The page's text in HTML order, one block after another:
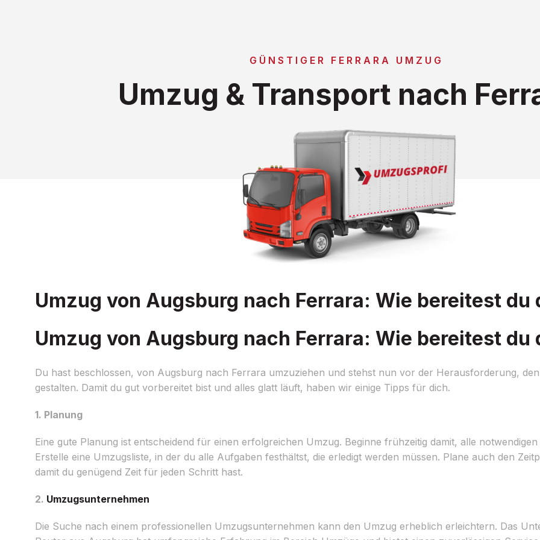
GÜNSTIGER FERRARA UMZUG
Umzug & Transport nach
Umzug von Augsburg nach Ferrara: Wie bereitest du
Umzug von Augsburg nach Ferrara: Wie bereitest du
Du hast beschlossen, von Augsburg nach Ferrara umzuziehen und stehst nun vor der Herausforderung,
gestalten. Damit du gut vorbereitet bist und alles glatt läuft, haben wir einige Tipps für dich.
1. Planung
Eine gute Planung ist entscheidend für einen erfolgreichen Umzug. Beginne frühzeitig damit, alle
Erstelle eine Umzugsliste, in der du alle Aufgaben festhältst, die erledigt werden müssen. Plane auch den
damit du genügend Zeit für jeden Schritt hast.
2. Umzugsunternehmen
Die Suche nach einem professionellen Umzugsunternehmen kann den Umzug erheblich erleichtern. Das